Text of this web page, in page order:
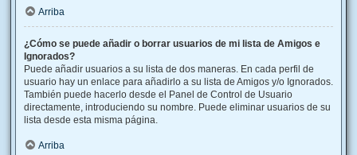
Arriba
¿Cómo se puede añadir o borrar usuarios de mi lista de Amigos e
Ignorados?
Puede añadir usuarios a su lista de dos maneras. En cada perfil de
usuario hay un enlace para añadirlo a su lista de Amigos y/o Ignorados.
También puede hacerlo desde el Panel de Control de Usuario
directamente, introduciendo su nombre. Puede eliminar usuarios de su
lista desde esta misma página.
Arriba